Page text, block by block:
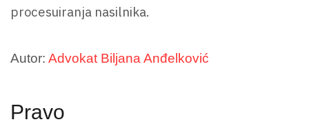
procesuiranja nasilnika.
Autor: Advokat Biljana Anđelković
Pravo